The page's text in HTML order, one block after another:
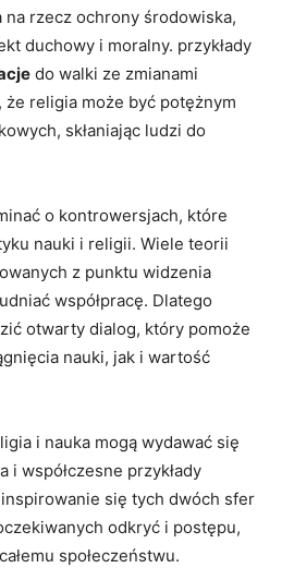
na rzecz ochrony środowiska,
duchowy i moralny. przykłady
do walki ze zmianami
że religia może być potężnym
skłaniając ludzi do
o kontrowersjach, które
nauki i religii. Wiele teorii
z punktu widzenia
współpracę. Dlatego
otwarty dialog, który pomoże
nauki, jak i wartość
i nauka mogą wydawać się
współczesne przykłady
się tych dwóch sfer
odkryć i postępu,
społeczeństwu.